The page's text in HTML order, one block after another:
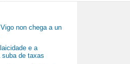
non chega a un
e a
suba de taxas